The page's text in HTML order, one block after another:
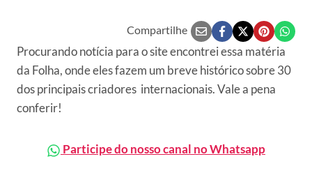
Compartilhe
Procurando notícia para o site encontrei essa matéria
da Folha, onde eles fazem um breve histórico sobre 30
dos principais criadores internacionais. Vale a pena
conferir!
Participe do nosso canal no Whatsapp